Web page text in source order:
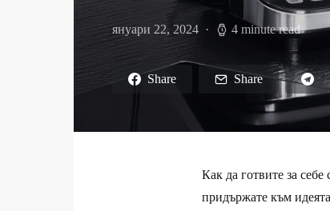
януари 22, 2024 4 minute read
Share Share
Как да готвите за
придържате към